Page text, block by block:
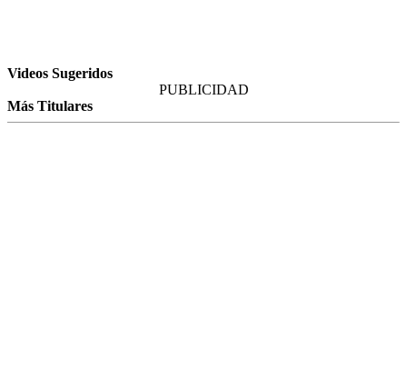
Videos Sugeridos
PUBLICIDAD
Más Titulares